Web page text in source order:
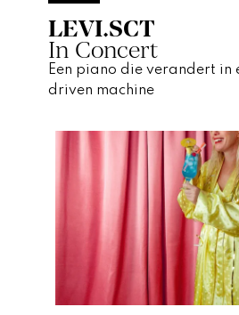
LEVI.SCT
In Concert
Een piano die verandert in
driven machine